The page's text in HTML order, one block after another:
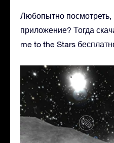
Любопытно посмотреть,
приложение? Тогда
me to the Stars